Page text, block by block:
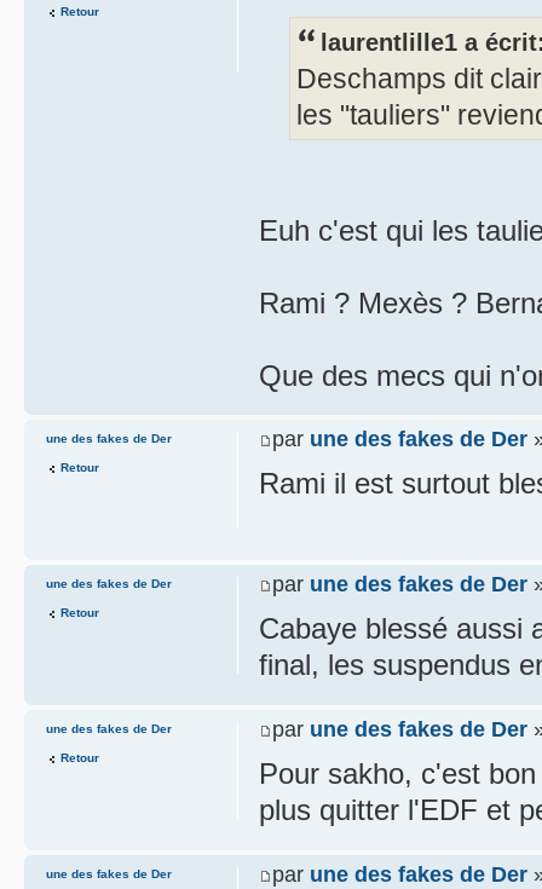
laurentlille1 a
Deschamps dit
les "tauliers"
Euh c'est qui les
Rami ? Mexès ?
Que des mecs qui
Retour
par une des fakes de Der
Rami il est surtout
une des fakes de Der
Retour
par une des fakes de Der
Cabaye blessé aussi
final, les suspendus
une des fakes de Der
Retour
par une des fakes de Der
Pour sakho, c'est
plus quitter l'EDF et
une des fakes de Der
Retour
par une des fakes de Der
une des fakes de Der